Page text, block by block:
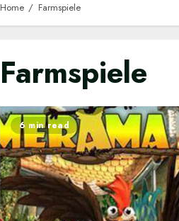
Home Farmspiele
Farmspiele
6 min read